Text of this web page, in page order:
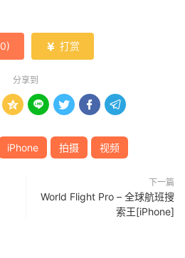
0)  打赏
分享到
    
iPhone 拍摄 视频
下一篇
World Flight Pro – 全球航班搜
索王[iPhone]